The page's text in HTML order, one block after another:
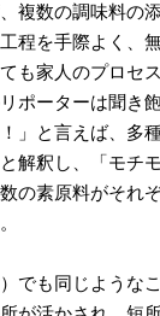
複数の調味料の
程を手際よく、
も家人のプロセ
ポーターは聞き
」と言えば、多
解釈し、「モチ
の素原料がそれ
でも同じような